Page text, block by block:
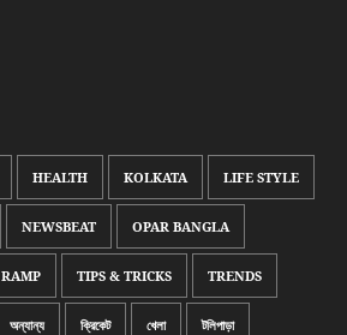
HEALTH KOLKATA LIFE STYLE
NEWSBEAT OPAR BANGLA
RAMP TIPS & TRICKS TRENDS
অন্যান্য ক্রিকেট খেলা টলিপাড়া